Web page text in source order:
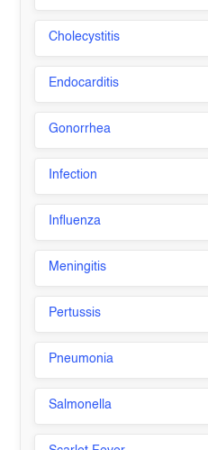
Cholecystitis
Endocarditis
Gonorrhea
Infection
Influenza
Meningitis
Pertussis
Pneumonia
Salmonella